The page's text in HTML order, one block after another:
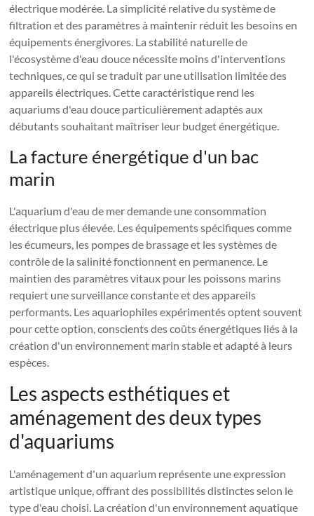
électrique modérée. La simplicité relative du système de
filtration et des paramètres à maintenir réduit les besoins en
équipements énergivores. La stabilité naturelle de
l'écosystème d'eau douce nécessite moins d'interventions
techniques, ce qui se traduit par une utilisation limitée des
appareils électriques. Cette caractéristique rend les
aquariums d'eau douce particulièrement adaptés aux
débutants souhaitant maîtriser leur budget énergétique.
La facture énergétique d'un bac
marin
L'aquarium d'eau de mer demande une consommation
électrique plus élevée. Les équipements spécifiques comme
les écumeurs, les pompes de brassage et les systèmes de
contrôle de la salinité fonctionnent en permanence. Le
maintien des paramètres vitaux pour les poissons marins
requiert une surveillance constante et des appareils
performants. Les aquariophiles expérimentés optent souvent
pour cette option, conscients des coûts énergétiques liés à la
création d'un environnement marin stable et adapté à leurs
espèces.
Les aspects esthétiques et
aménagement des deux types
d'aquariums
L'aménagement d'un aquarium représente une expression
artistique unique, offrant des possibilités distinctes selon le
type d'eau choisi. La création d'un environnement aquatique